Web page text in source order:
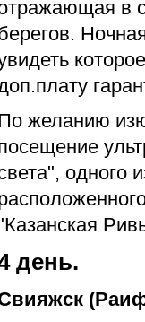
в
желанию
одного
день.